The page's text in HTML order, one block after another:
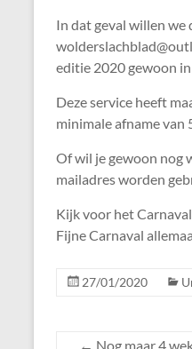
In dat geval willen we
editie 2020 gewoon
Deze service heeft
minimale afname van
Of wil je gewoon nog
mailadres worden
Kijk voor het
Fijne Carnaval
27/01/2020
← Nog maar 4